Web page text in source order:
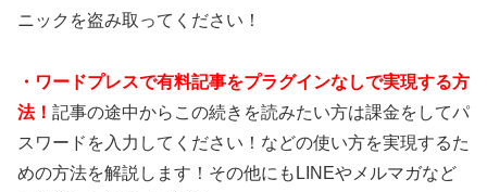
ニックを盗み取ってください！
・ワードプレスで有料記事をプラグインなしで実現する方
法！ 記事の途中からこの続きを読みたい方は課金をしてパ
スワードを入力してください！などの使い方を実現するた
めの方法を解説します！その他にもLINEやメルマガなど